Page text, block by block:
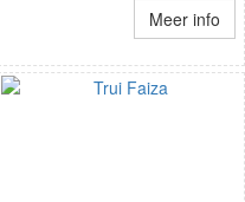
Meer info